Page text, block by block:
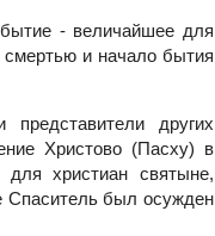
- величайшее для
и начало бытия
других
Христово (Пасху) в
христиан святыне,
Спаситель был осужден